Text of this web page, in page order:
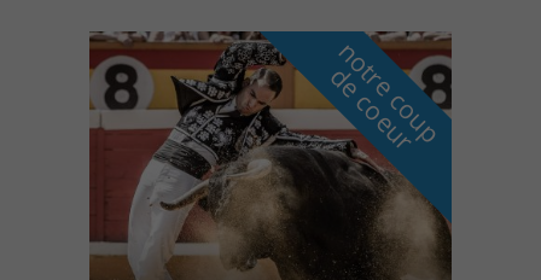
n
o
t
r
e
c
o
u
p
d
e
c
o
e
u
r